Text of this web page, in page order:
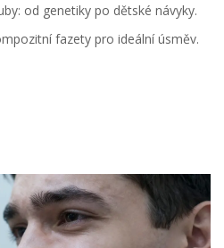
od genetiky po dětské návyky.
fazety pro ideální úsměv.